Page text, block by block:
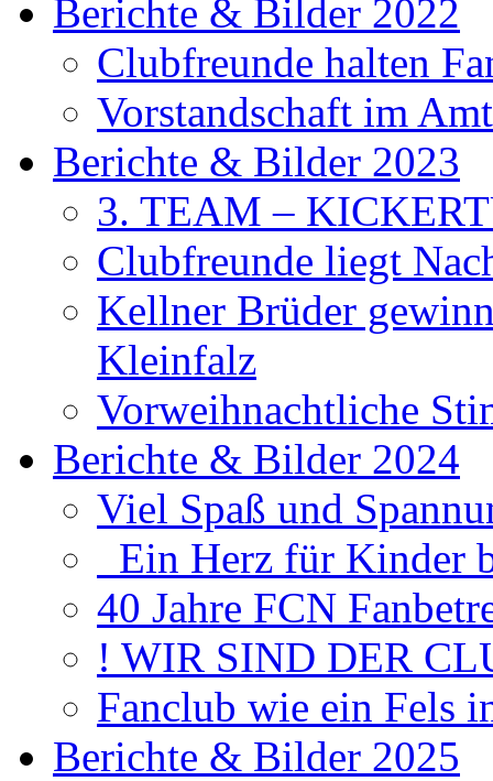
Berichte & Bilder 2022
Clubfreunde halten
Vorstandschaft im
Berichte & Bilder 2023
3. TEAM –
Clubfreunde liegt
Kellner Brüder
Kleinfalz
Vorweihnachtliche
Berichte & Bilder 2024
Viel Spaß und
Ein Herz für Kinder
40 Jahre FCN
! WIR SIND DER
Fanclub wie ein Fels
Berichte & Bilder 2025